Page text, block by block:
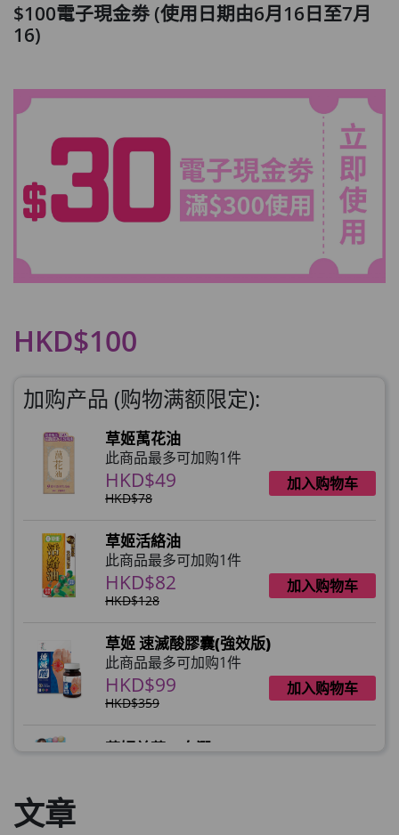
$100電子現金劵 (使用日期由6月16日至7月
16)
HKD$100
加购产品 (购物满额限定):
草姬萬花油
此商品最多可加购1件
HKD$49
HKD$78
加入购物车
草姬活絡油
此商品最多可加购1件
HKD$82
HKD$128
加入购物车
草姬 速滅酸膠囊(強效版)
此商品最多可加购1件
HKD$99
HKD$359
加入购物车
草姬益菌の白潤
文章